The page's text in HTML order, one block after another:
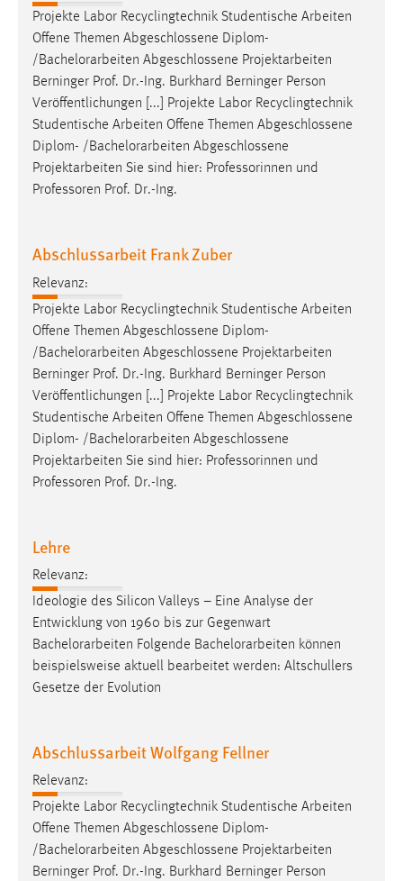
Projekte Labor Recyclingtechnik Studentische Arbeiten
Offene Themen Abgeschlossene Diplom-
/ Bachelorarbeiten Abgeschlossene Projektarbeiten
Berninger Prof. Dr.-Ing. Burkhard Berninger Person
Veröffentlichungen [...] Projekte Labor Recyclingtechnik
Studentische Arbeiten Offene Themen Abgeschlossene
Diplom- / Bachelorarbeiten Abgeschlossene
Projektarbeiten Sie sind hier: Professorinnen und
Professoren Prof. Dr.-Ing.
Abschlussarbeit Frank Zuber
Relevanz:
Projekte Labor Recyclingtechnik Studentische Arbeiten
Offene Themen Abgeschlossene Diplom-
/Bachelorarbeiten Abgeschlossene Projektarbeiten
Berninger Prof. Dr.-Ing. Burkhard Berninger Person
Veröffentlichungen [...] Projekte Labor Recyclingtechnik
Studentische Arbeiten Offene Themen Abgeschlossene
Diplom- /Bachelorarbeiten Abgeschlossene
Projektarbeiten Sie sind hier: Professorinnen und
Professoren Prof. Dr.-Ing.
Lehre
Relevanz:
Ideologie des Silicon Valleys – Eine Analyse der
Entwicklung von 1960 bis zur Gegenwart
Bachelorarbeiten Folgende Bachelorarbeiten können
beispielsweise aktuell bearbeitet werden: Altschullers
Gesetze der Evolution
Abschlussarbeit Wolfgang Fellner
Relevanz:
Projekte Labor Recyclingtechnik Studentische Arbeiten
Offene Themen Abgeschlossene Diplom-
/Bachelorarbeiten Abgeschlossene Projektarbeiten
Berninger Prof. Dr.-Ing. Burkhard Berninger Person